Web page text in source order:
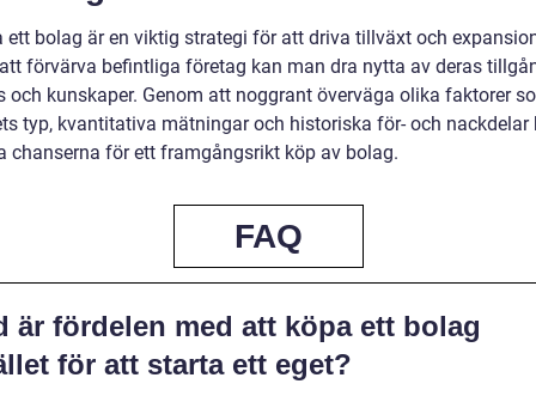
ett bolag är en viktig strategi för att driva tillväxt och
förvärva befintliga företag kan man dra nytta av deras
och kunskaper. Genom att noggrant överväga olika faktorer
typ, kvantitativa mätningar och historiska för- och nackdelar
chanserna för ett framgångsrikt köp av bolag.
FAQ
är fördelen med att köpa ett bolag
för att starta ett eget?